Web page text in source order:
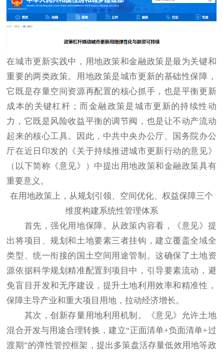
在城市更新实践中，用地政策和金融政策是最为关键和
重要的两类政策。用地政策是城市更新的基础性保障，
它既是存量空间资源再配置的核心抓手，也是平衡更新
成本的关键杠杆；而金融政策是城市更新的持续性动
力，它既是风险收益平衡的调节阀，也是让不动产流动
起来的核心工具。因此，中共中央办公厅、国务院办公
厅在近日印发的《关于持续推进城市更新行动的意见》
（以下简称《意见》）中提出用地政策和金融政策具有
重要意义。
在用地政策上，从规划引领、空间优化、权益保障三个
维度构建系统性管理体系
首先，强化用地保障。从政策内容看，《意见》提
出将项目、规划和土地要素三者挂钩，建立覆盖全域全
类型、统一衔接的国土空间用途管制。这确保了土地资
源依据科学规划精准配置到项目中，引导要素流动，避
免盲目开发和无序建设，提升土地利用效率和精准性，
保障主导产业和重大项目用地，拉动经济增长。
其次，创新存量用地利用机制。《意见》允许土地
混合开发与用途合理转换，建立“正面清单+负面清单+过
渡期”的弹性管控框架，提出多策盘活存量低效用地等政